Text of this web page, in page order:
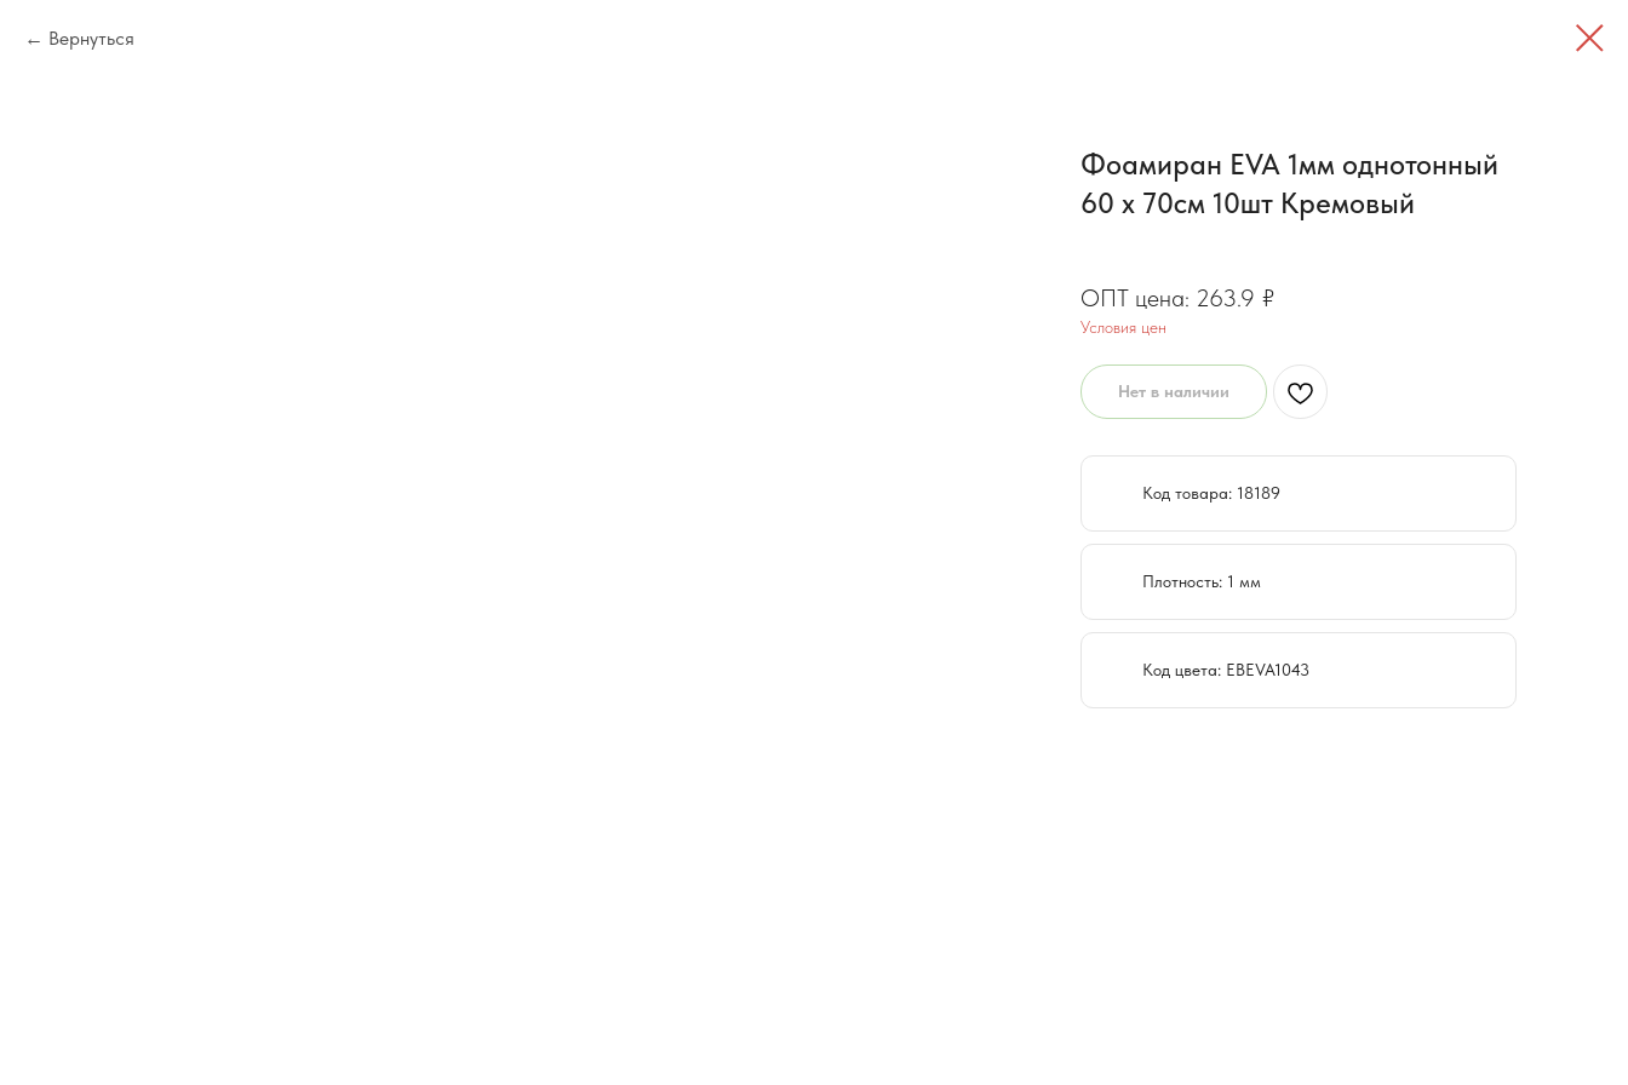
Вернуться
Фоамиран EVA 1мм однотонный
60 х 70см 10шт Кремовый
263.9 ₽
Условия цен
Нет в наличии
Код товара: 18189
Плотность: 1 мм
Код цвета: EBEVA1043